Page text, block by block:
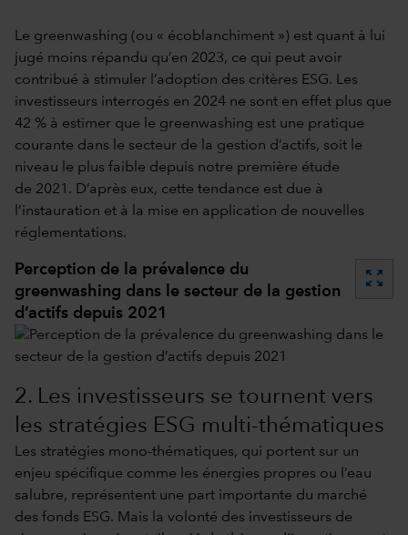
Le greenwashing (ou « écoblanchiment ») est quant à lui
jugé moins répandu qu’en 2023, ce qui peut avoir
contribué à stimuler l’adoption des critères ESG. Les
investisseurs interrogés en 2024 ne sont en effet plus que
42 % à estimer que le greenwashing est une pratique
courante dans le secteur de la gestion d’actifs, soit le
niveau le plus faible depuis notre première étude
de 2021. D’après eux, cette tendance est due à
l’instauration et à la mise en application de nouvelles
réglementations.
Perception de la prévalence du
greenwashing dans le secteur de la gestion
d’actifs depuis 2021
zoom_out_map
2. Les investisseurs se tournent vers
les stratégies ESG multi-thématiques
Les stratégies mono-thématiques, qui portent sur un
enjeu spécifique comme les énergies propres ou l’eau
salubre, représentent une part importante du marché
des fonds ESG. Mais la volonté des investisseurs de